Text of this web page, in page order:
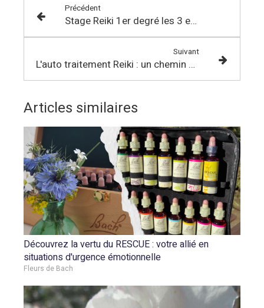
Précédent
Stage Reiki 1er degré les 3 et 4 octobre 2026
Suivant
L'auto traitement Reiki : un chemin vers l'Harmonie Intérieure
Articles similaires
Découvrez la vertu du RESCUE : votre allié en
situations d'urgence émotionnelle
Fleurs de Bach